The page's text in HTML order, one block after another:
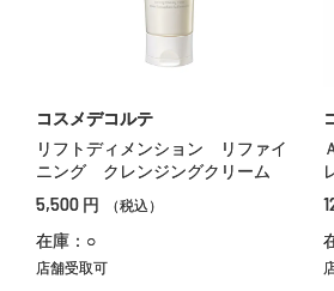
コスメデコルテ
リフトディメンション リファイ
ニング クレンジングクリーム
5,500 円 （税込）
在庫：○
店舗受取可